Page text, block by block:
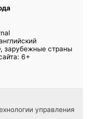
зарубежные страны
6+
управления